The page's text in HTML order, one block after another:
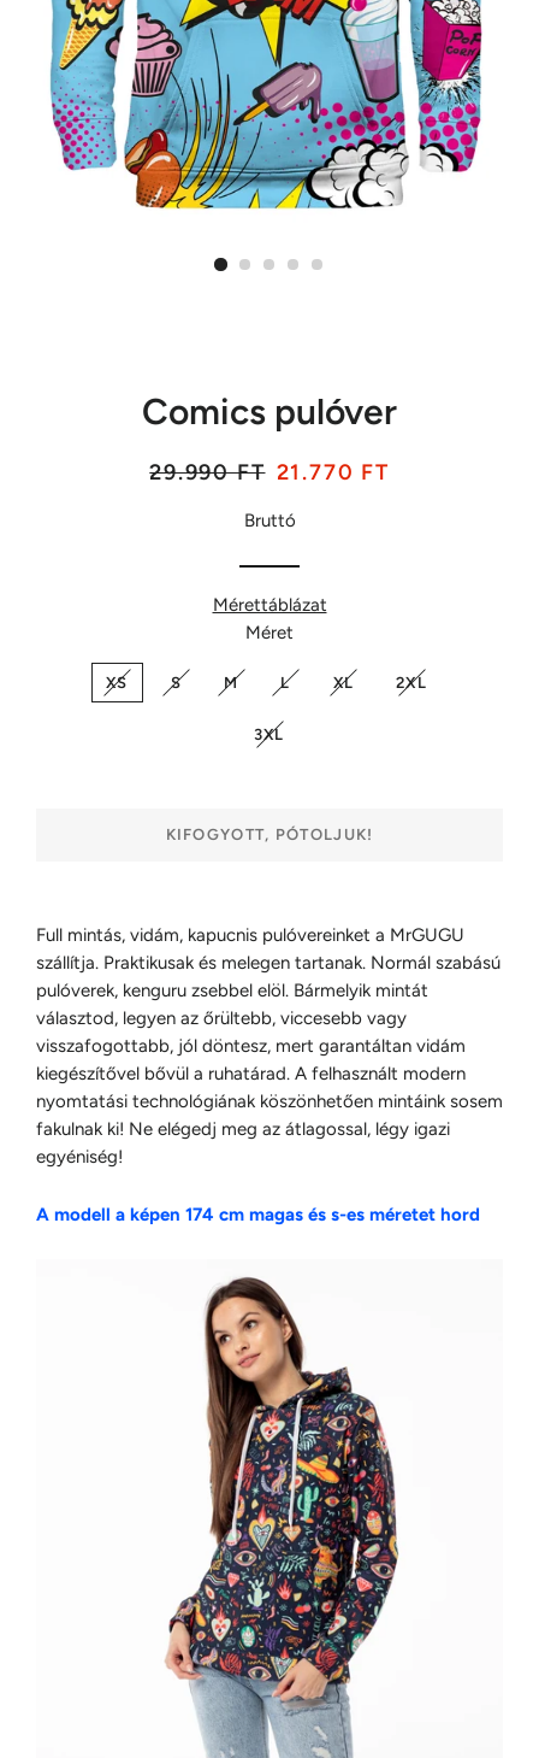
Comics pulóver
Listaár
29.990 FT Akciós
21.770 FT
Bruttó
Mérettáblázat
Méret
XS S M L XL 2XL
3XL
KIFOGYOTT, PÓTOLJUK!
Full mintás, vidám, kapucnis pulóvereinket a MrGUGU
szállítja. Praktikusak és melegen tartanak. Normál szabású
pulóverek, kenguru zsebbel elöl. Bármelyik mintát
választod, legyen az őrültebb, viccesebb vagy
visszafogottabb, jól döntesz, mert garantáltan vidám
kiegészítővel bővül a ruhatárad. A felhasznált modern
nyomtatási technológiának köszönhetően mintáink sosem
fakulnak ki! Ne elégedj meg az átlagossal, légy igazi
egyéniség!
A modell a képen 174 cm magas és s-es méretet hord